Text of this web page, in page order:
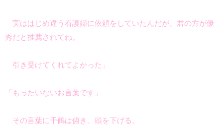
実ははじめ違う看護婦に依頼をしていたんだが、君の方が優
秀だと推薦されてね。
引き受けてくれてよかった」
「もったいないお言葉です」
その言葉に千鶴は俯き、頭を下げる。